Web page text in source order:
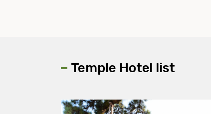
Temple Hotel list